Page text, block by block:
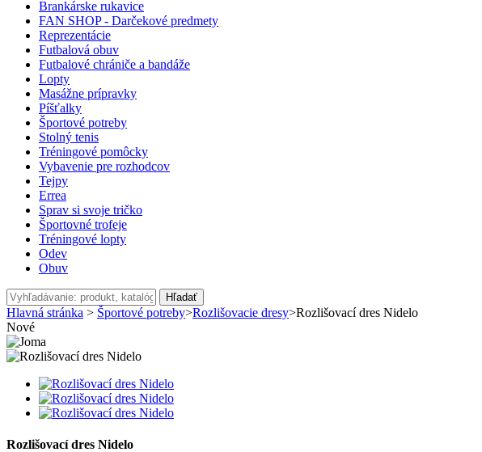
Brankárske rukavice
FAN SHOP - Darčekové predmety
Reprezentácie
Futbalová obuv
Futbalové chrániče a bandáže
Lopty
Masážne prípravky
Píšťalky
Športové potreby
Stolný tenis
Tréningové pomôcky
Vybavenie pre rozhodcov
Tejpy
Errea
Sprav si svoje tričko
Športovné trofeje
Tréningové lopty
Odev
Obuv
Hľadať
Hlavná stránka > Športové potreby>Rozlišovacie dresy>Rozlišovací dres Nidelo
Nové
Rozlišovací dres Nidelo